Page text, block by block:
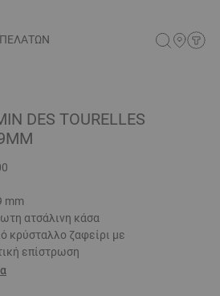
DES TOURELLES
mm
ατσάλινη κάσα
κρύσταλλο ζαφείρι με
επίστρωση